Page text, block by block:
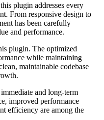
plugin addresses every
From responsive design to
has been carefully
and performance.
plugin. The optimized
while maintaining
maintainable codebase
and long-term
improved performance
efficiency are among the